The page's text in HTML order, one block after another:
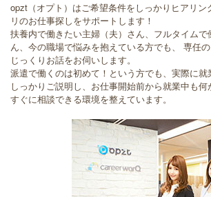
opzt（オプト）はご希望条件をしっかりヒアリン
リのお仕事探しをサポートします！
扶養内で働きたい主婦（夫）さん、フルタイムで
ん、今の職場で悩みを抱えている方でも、 専任
じっくりお話をお伺いします。
派遣で働くのは初めて！という方でも、実際に
しっかりご説明し、お仕事開始前から就業中も
すぐに相談できる環境を整えています。